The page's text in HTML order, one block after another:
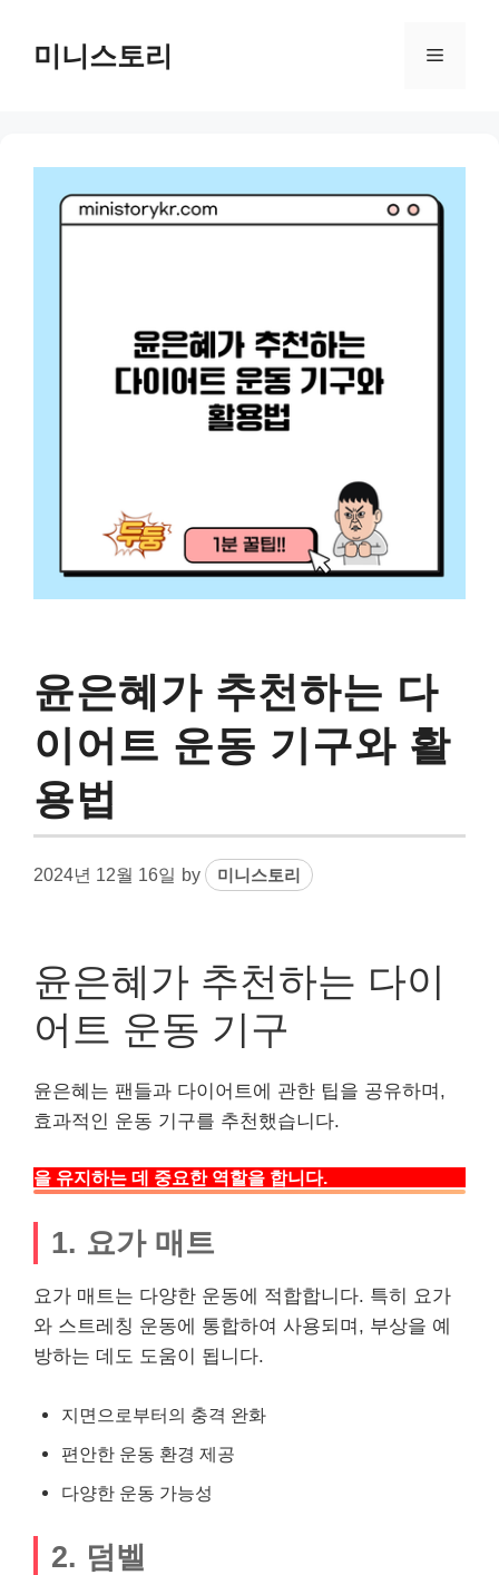
content미니스토리 Menu
윤은혜가 추천하는 다
이어트 운동 기구와 활
용법
2024년 12월 16일 by 미니스토리
윤은혜가 추천하는 다이
어트 운동 기구
윤은혜는 팬들과 다이어트에 관한 팁을 공유하며,
효과적인 운동 기구를 추천했습니다.
을 유지하는 데 중요한 역할을 합니다.
1. 요가 매트
요가 매트는 다양한 운동에 적합합니다. 특히 요가
와 스트레칭 운동에 통합하여 사용되며, 부상을 예
방하는 데도 도움이 됩니다.
지면으로부터의 충격 완화
편안한 운동 환경 제공
다양한 운동 가능성
2. 덤벨